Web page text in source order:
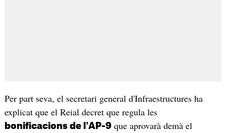
Per part seva, el secretari general d'Infraestructures ha
explicat que el Reial decret que regula les
bonificacions de l'AP-9que aprovarà demà el